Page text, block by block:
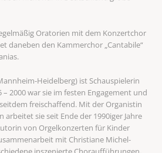
Oratorien mit dem Konzertchor
daneben den Kammerchor „Cantabile“
Heidelberg) ist Schauspielerin
– 2000 war sie im festen Engagement und
freischaffend. Mit der Organistin
sie seit Ende der 1990iger Jahre
von Orgelkonzerten für Kinder
mit Christiane Michel-